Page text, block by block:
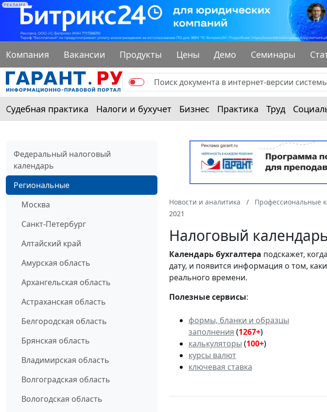
РЕКЛАМА
Компания Вакансии Продукты Цены Демо Семинары
Судебная практика Налоги и бухучет Бизнес Практика Труд
Федеральный налоговый
календарь
Региональные
Москва
Санкт-Петербург
Алтайский край
Амурская область
Архангельская область
Астраханская область
Белгородская область
Брянская область
Владимирская область
Волгоградская область
Вологодская область
Новости и аналитика Профессиональные
2021
Налоговый
Календарьбухгалтера подскажет,
дату, и появится информация о том,
реального времени.
Полезные сервисы:
формы, бланки и образцы
заполнения (1267+)
калькуляторы (100+)
курсы валют
ключевая ставка